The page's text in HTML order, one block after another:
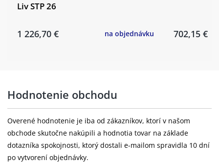
Liv STP 26
1 226,70 € na objednávku 702,15 €
Hodnotenie obchodu
Overené hodnotenie je iba od zákazníkov, ktorí v našom
obchode skutočne nakúpili a hodnotia tovar na základe
dotazníka spokojnosti, ktorý dostali e-mailom spravidla 10 dní
po vytvorení objednávky.